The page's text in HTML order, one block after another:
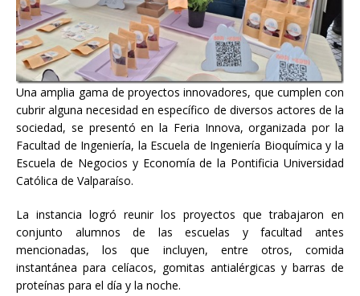
Una amplia gama de proyectos innovadores, que cumplen con
cubrir alguna necesidad en específico de diversos actores de la
sociedad, se presentó en la Feria Innova, organizada por la
Facultad de Ingeniería, la Escuela de Ingeniería Bioquímica y la
Escuela de Negocios y Economía de la Pontificia Universidad
Católica de Valparaíso.
La instancia logró reunir los proyectos que trabajaron en
conjunto alumnos de las escuelas y facultad antes
mencionadas, los que incluyen, entre otros, comida
instantánea para celíacos, gomitas antialérgicas y barras de
proteínas para el día y la noche.